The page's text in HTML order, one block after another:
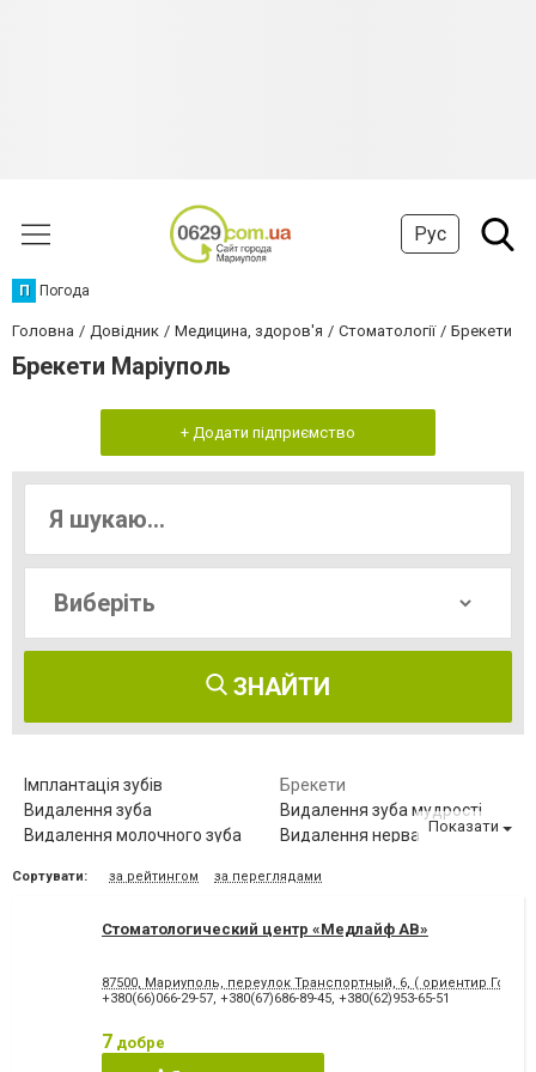
Рус
П Погода
Головна Довідник Медицина, здоров'я Стоматології Брекети
Брекети Маріуполь
+ Додати підприємство
ЗНАЙТИ
Імплантація зубів
Брекети
Видалення зуба
Видалення зуба мудрості
Видалення молочного зуба
Видалення нерва
Відбілювання зубів
Вініри
Діагностика зубів
Елайнери
Зубні протези
Клиновидний дефект зубів
Комп'ютерна томографія
Коронка безметалова
Коронка металокерамічна
Коронка цільнокерамічна
Показати
Сортувати: за рейтингом за переглядами
Стоматологический центр «Медлайф АВ»
87500, Мариуполь, переулок Транспортный, 6, ( ориентир
+380(66)066-29-57, +380(67)686-89-45, +380(62)953-65-51
7 добре